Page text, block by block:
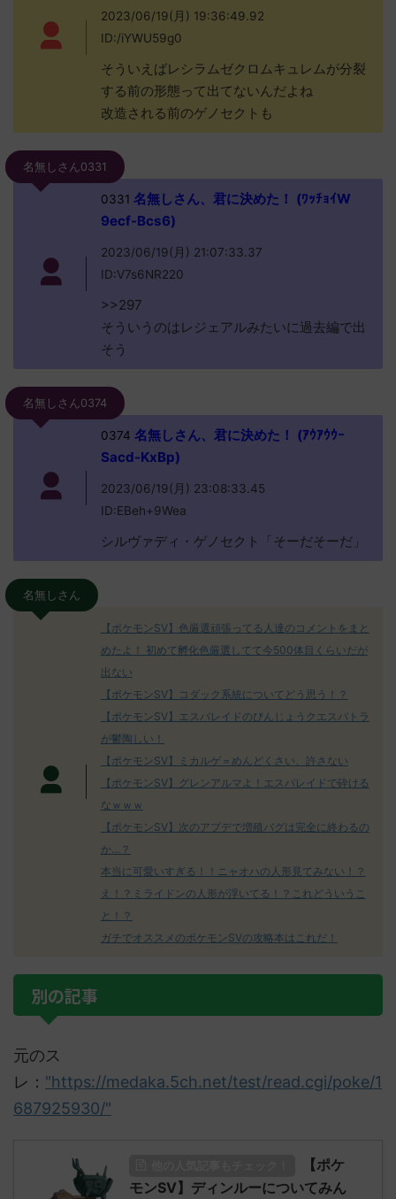
2023/06/19(月) 19:36:49.92
ID:/iYWU59g0
そういえばレシラムゼクロムキュレムが分裂
する前の形態って出てないんだよね
改造される前のゲノセクトも
名無しさん0331
0331 名無しさん、君に決めた！ (ﾜｯﾁｮｲW
9ecf-Bcs6)
2023/06/19(月) 21:07:33.37
ID:V7s6NR220
>>297
そういうのはレジェアルみたいに過去編で出
そう
名無しさん0374
0374 名無しさん、君に決めた！ (ｱｳｱｳｳｰ
Sacd-KxBp)
2023/06/19(月) 23:08:33.45
ID:EBeh+9Wea
シルヴァディ・ゲノセクト「そーだそーだ」
名無しさん
【ポケモンSV】色厳選頑張ってる人達のコメントをまと
めたよ！ 初めて孵化色厳選してて今500体目くらいだが
出ない
【ポケモンSV】コダック系統についてどう思う！？
【ポケモンSV】エスバレイドのびんじょうクエスパトラ
が鬱陶しい！
【ポケモンSV】ミカルゲ＝めんどくさい、許さない
【ポケモンSV】グレンアルマよ！エスバレイドで砕ける
なｗｗｗ
【ポケモンSV】次のアプデで増殖バグは完全に終わるの
か…？
本当に可愛いすぎる！！ニャオハの人形見てみない！？
え！？ミライドンの人形が浮いてる！？これどういうこ
と！？
ガチでオススメのポケモンSVの攻略本はこれだ！
別の記事
元のス
レ： "https://medaka.5ch.net/test/read.cgi/poke/1
687925930/"
【ポケ
モンSV】ディンルーについてみん